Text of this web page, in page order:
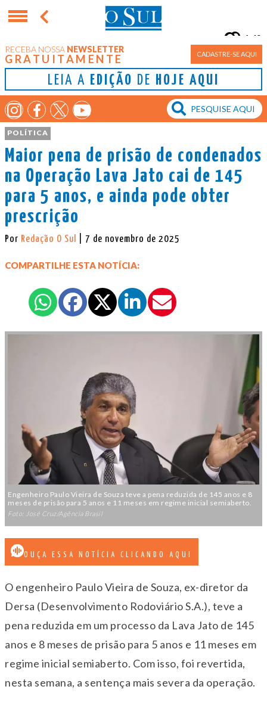
RECEBA NOSSA NEWSLETTER
GRATUITAMENTE CADASTRE-SE AQUI
LEIA A EDIÇÃO DE HOJE AQUI
Porto Alegre
14°
POLÍTICA
Maior pena de prisão de condenados
na Operação Lava Jato cai de 145
para 5 anos, e ainda pode obter
prescrição
Por Redação O Sul | 7 de novembro de 2025
COMPARTILHE ESTA NOTÍCIA:
Engenheiro Paulo Vieira de Souza teve a pena reduzida de 145 anos e 8
meses de prisão para 5 anos e 11 meses em regime inicial semiaberto.
Foto: José Cruz/Agência Brasil
OUÇA ESSA NOTÍCIA CLICANDO AQUI
O engenheiro Paulo Vieira de Souza, ex-diretor da
Dersa (Desenvolvimento Rodoviário S.A.), teve a
pena reduzida em um processo da Lava Jato de 145
anos e 8 meses de prisão para 5 anos e 11 meses em
regime inicial semiaberto. Com isso, foi revertida,
nesta semana, a sentença mais severa da operação.